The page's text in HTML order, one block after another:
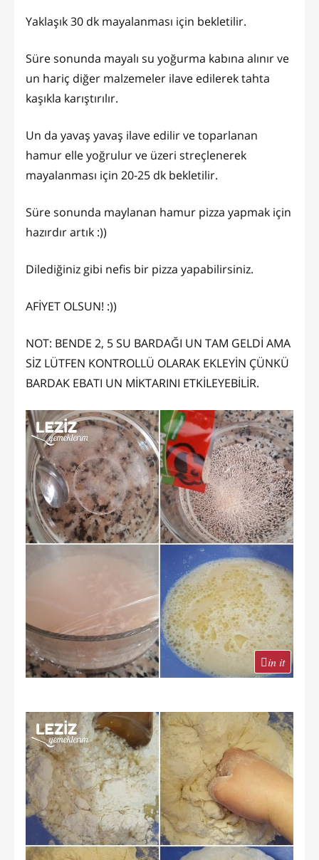
Yaklaşık 30 dk mayalanması için bekletilir.
Süre sonunda mayalı su yoğurma kabına alınır ve
un hariç diğer malzemeler ilave edilerek tahta
kaşıkla karıştırılır.
Un da yavaş yavaş ilave edilir ve toparlanan
hamur elle yoğrulur ve üzeri streçlenerek
mayalanması için 20-25 dk bekletilir.
Süre sonunda maylanan hamur pizza yapmak için
hazırdır artık :))
Dilediğiniz gibi nefis bir pizza yapabilirsiniz.
AFİYET OLSUN! :))
NOT: BENDE 2, 5 SU BARDAĞI UN TAM GELDİ AMA
SİZ LÜTFEN KONTROLLÜ OLARAK EKLEYİN ÇÜNKÜ
BARDAK EBATI UN MİKTARINI ETKİLEYEBİLİR.
in it